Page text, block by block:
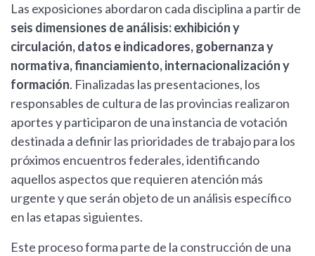
Las exposiciones abordaron cada disciplina a partir de
seis dimensiones de análisis: exhibición y
circulación, datos e indicadores, gobernanza y
normativa, financiamiento, internacionalización y
formación. Finalizadas las presentaciones, los
responsables de cultura de las provincias realizaron
aportes y participaron de una instancia de votación
destinada a definir las prioridades de trabajo para los
próximos encuentros federales, identificando
aquellos aspectos que requieren atención más
urgente y que serán objeto de un análisis específico
en las etapas siguientes.
Este proceso forma parte de la construcción de una